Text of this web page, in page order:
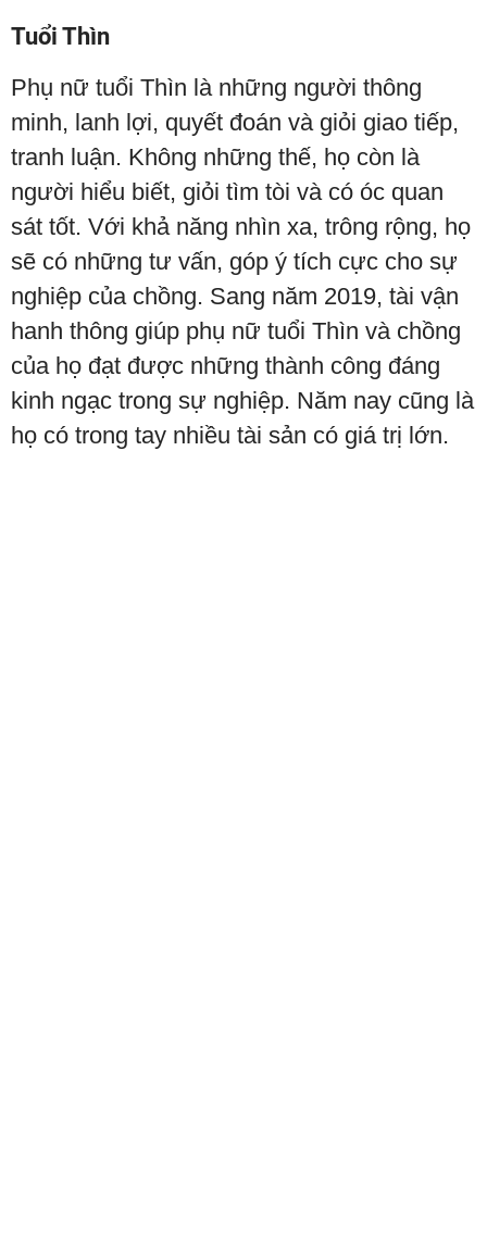
Tuổi Thìn
Phụ nữ tuổi Thìn là những người thông
minh, lanh lợi, quyết đoán và giỏi giao tiếp,
tranh luận. Không những thế, họ còn là
người hiểu biết, giỏi tìm tòi và có óc quan
sát tốt. Với khả năng nhìn xa, trông rộng, họ
sẽ có những tư vấn, góp ý tích cực cho sự
nghiệp của chồng. Sang năm 2019, tài vận
hanh thông giúp phụ nữ tuổi Thìn và chồng
của họ đạt được những thành công đáng
kinh ngạc trong sự nghiệp. Năm nay cũng là
họ có trong tay nhiều tài sản có giá trị lớn.